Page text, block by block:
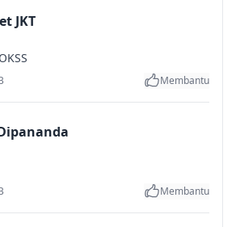
JKT
Membantu
Membantu